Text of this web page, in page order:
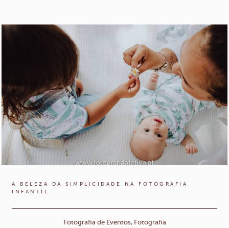
A BELEZA DA SIMPLICIDADE NA FOTOGRAFIA
INFANTIL
Fotografia de Eventos, Fotografia